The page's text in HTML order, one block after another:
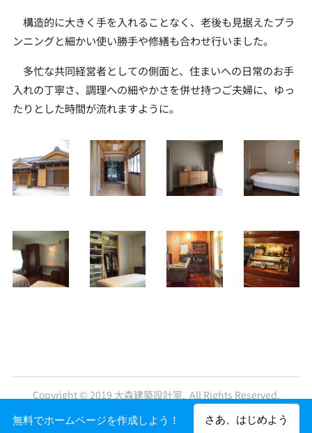
構造的に大きく手を入れることなく、老後も見据えたプラ
ンニングと細かい使い勝手や修繕も合わせ行いました。
多忙な共同経営者としての側面と、住まいへの日常のお手
入れの丁寧さ、調理への細やかさを併せ持つご夫婦に、ゆっ
たりとした時間が流れますように。
Copyright © 2019 大森建築設計室. All Rights Reserved.
Powered byWebnode
無料でホームページを作成しよう！ さあ、はじめよう